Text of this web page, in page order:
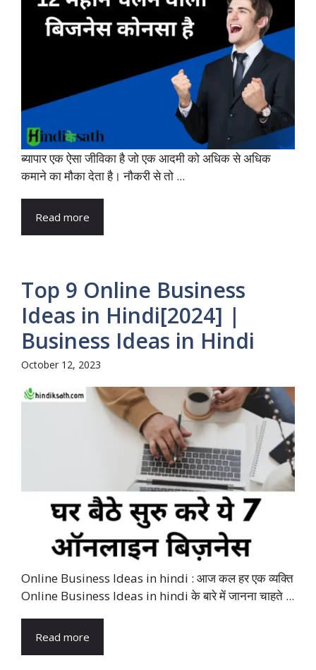
ब्यापार एक ऐसा जीविका है जो एक आदमी को अधिक से अधिक
कमाने का मौका देता है। नौकरी से तो ...
Read more
Top 9 Online Business
Ideas in Hindi[2024] |
Business Ideas in Hindi
October 12, 2023
Online Business Ideas in hindi : आज कल हर एक व्यक्ति
Online Business Ideas in hindi के बारे में जानना चाहते ...
Read more